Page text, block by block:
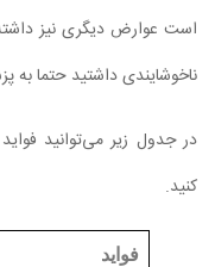
است عوارض دیگری نیز
ناخوشایندی داشتید حتما
در جدول زیر می‌توانید
کنید.
فواید